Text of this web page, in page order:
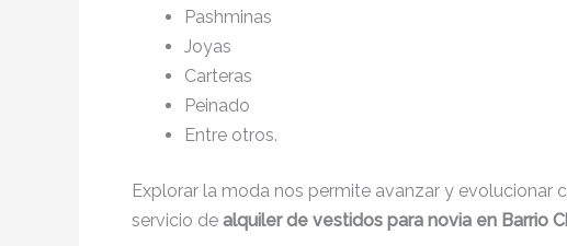
Pashminas
Joyas
Carteras
Peinado
Entre otros.
Explorar la moda nos permite avanzar y
servicio de alquiler de vestidos para novia en Barrio